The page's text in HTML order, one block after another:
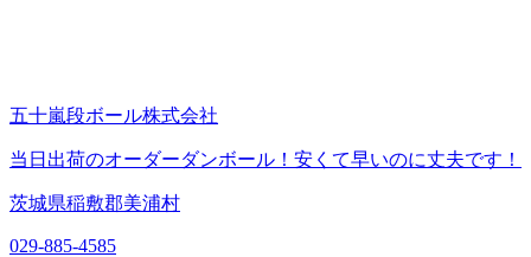
五十嵐段ボール株式会社
当日出荷のオーダーダンボール！安くて早いのに丈夫です！
茨城県稲敷郡美浦村
029-885-4585